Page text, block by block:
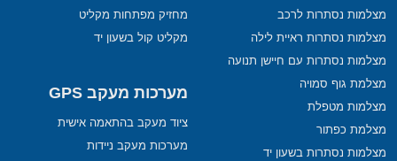
מצלמות נסתרות לרכב
מצלמות נסתרות ראיית לילה
מצלמות נסתרות עם חיישן תנועה
מצלמת גוף סמויה
מצלמות מטפלת
מצלמת כפתור
מצלמות נסתרות בשעון יד
מחזיק מפתחות מקליט
מקליט קול בשעון יד
מערכות מעקב GPS
ציוד מעקב בהתאמה אישית
מערכות מעקב ניידות